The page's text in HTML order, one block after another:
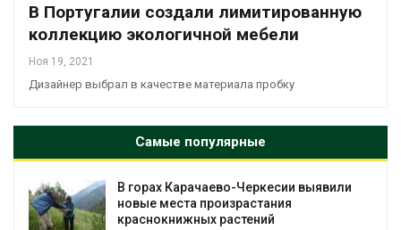
В Португалии создали лимитированную
коллекцию экологичной мебели
Ноя 19, 2021
Дизайнер выбрал в качестве материала пробку
Самые популярные
В горах Карачаево-Черкесии выявили
новые места произрастания
краснокнижных растений